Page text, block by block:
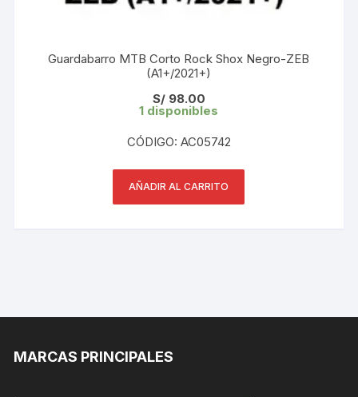
Guardabarro MTB Corto Rock Shox Negro-ZEB
(A1+/2021+)
S/98.00
1 disponibles
CÓDIGO: AC05742
AÑADIR AL CARRITO
MARCAS PRINCIPALES